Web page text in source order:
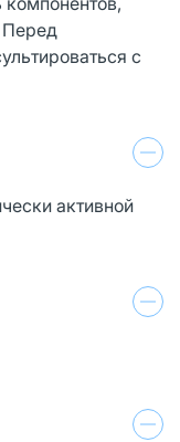
Перед
с
активной